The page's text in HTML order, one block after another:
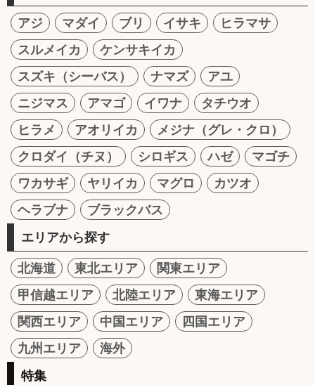
アジ マダイ ブリ イサキ
ヒラマサ
スルメイカ
ケンサキイカ
スズキ（シーバス）
ナマズ
アユ
ニジマス
アマゴ イワナ
タチウオ
ヒラメ
アオリイカ
メジナ（グレ・クロ）
クロダイ（チヌ）
シロギス ハゼ
マゴチ
ワカサギ
ヤリイカ マグロ
カツオ
ヘラブナ
ブラックバス
エリアから探す
北海道 東北エリア
関東エリア
甲信越エリア
北陸エリア
東海エリア
関西エリア
中国エリア
四国エリア
九州エリア
海外
特集